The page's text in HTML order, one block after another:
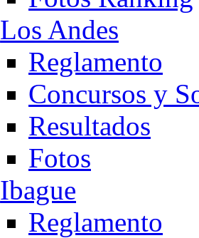
Los Andes
Reglamento
Concursos y
Resultados
Fotos
Ibague
Reglamento